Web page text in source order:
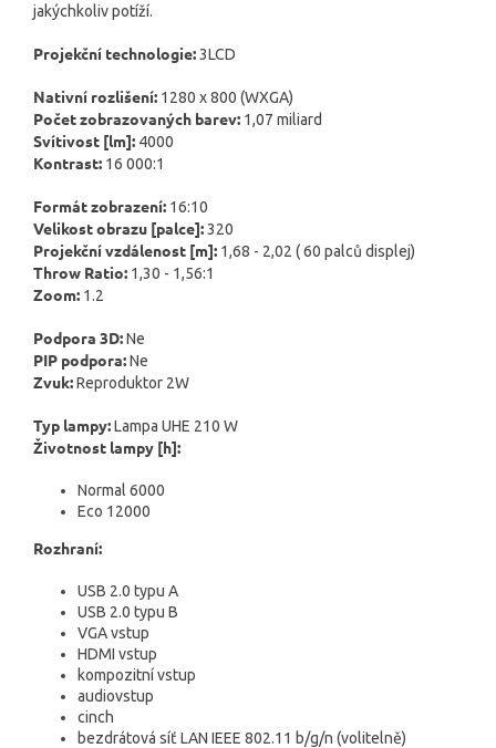
jakýchkoliv potíží.
Projekční technologie:3LCD
Nativní rozlišení: 1280 x 800 (WXGA)
Počet zobrazovaných barev: 1,07 miliard
Svítivost [lm]: 4000
Kontrast: 16 000:1
Formát zobrazení: 16:10
Velikost obrazu [palce]:320
Projekční vzdálenost [m]: 1,68 - 2,02 ( 60 palců displej)
Throw Ratio: 1,30 - 1,56:1
Zoom: 1.2
Podpora 3D:Ne
PIP podpora:Ne
Zvuk:Reproduktor 2W
Typ lampy:Lampa UHE 210 W
Životnost lampy [h]:
Normal 6000
Eco 12000
Rozhraní:
USB 2.0 typu A
USB 2.0 typu B
VGA vstup
HDMI vstup
kompozitní vstup
audiovstup
cinch
bezdrátová síť LAN IEEE 802.11 b/g/n (volitelně)